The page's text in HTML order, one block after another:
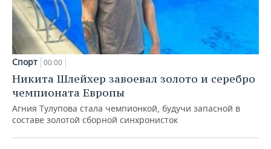
Спорт 00:00
Никита Шлейхер завоевал золото и серебро
чемпионата Европы
Агния Тулупова стала чемпионкой, будучи запасной в
составе золотой сборной синхронисток